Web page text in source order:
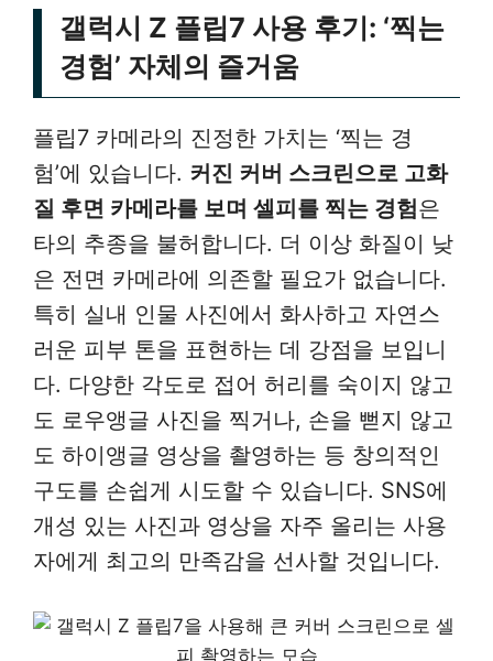
갤럭시 Z 플립7 사용 후기: ‘찍는
경험’ 자체의 즐거움
플립7 카메라의 진정한 가치는 ‘찍는 경
험’에 있습니다. 커진 커버 스크린으로 고화
질 후면 카메라를 보며 셀피를 찍는 경험은
타의 추종을 불허합니다. 더 이상 화질이 낮
은 전면 카메라에 의존할 필요가 없습니다.
특히 실내 인물 사진에서 화사하고 자연스
러운 피부 톤을 표현하는 데 강점을 보입니
다. 다양한 각도로 접어 허리를 숙이지 않고
도 로우앵글 사진을 찍거나, 손을 뻗지 않고
도 하이앵글 영상을 촬영하는 등 창의적인
구도를 손쉽게 시도할 수 있습니다. SNS에
개성 있는 사진과 영상을 자주 올리는 사용
자에게 최고의 만족감을 선사할 것입니다.